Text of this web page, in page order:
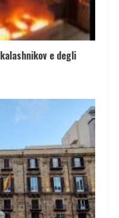
e degli